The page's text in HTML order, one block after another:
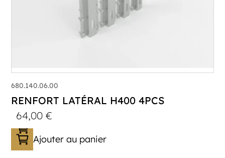
680.140.06.00
RENFORT LATÉRAL H400 4PCS
64,00€
Ajouter au panier